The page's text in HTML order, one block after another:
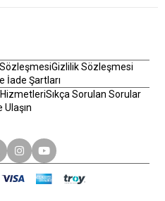
Gizlilik Sözleşmesi
İade Şartları
Sıkça Sorulan Sorular
Ulaşın